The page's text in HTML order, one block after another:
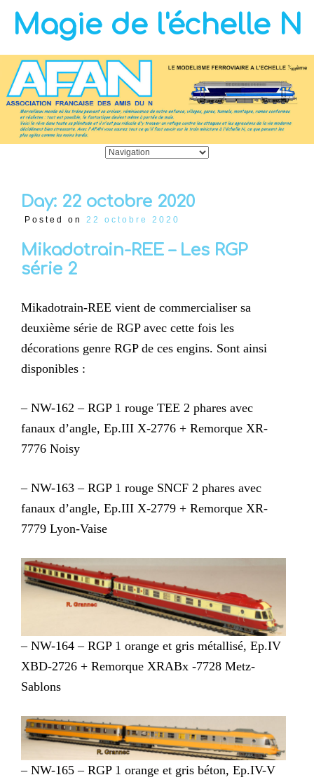
Magie de l'échelle N
Day: 22 octobre 2020
Posted on 22 octobre 2020
Mikadotrain-REE – Les RGP
série 2
Mikadotrain-REE vient de commercialiser sa
deuxième série de RGP avec cette fois les
décorations genre RGP de ces engins. Sont ainsi
disponibles :
– NW-162 – RGP 1 rouge TEE 2 phares avec
fanaux d’angle, Ep.III X-2776 + Remorque XR-
7776 Noisy
– NW-163 – RGP 1 rouge SNCF 2 phares avec
fanaux d’angle, Ep.III X-2779 + Remorque XR-
7779 Lyon-Vaise
– NW-164 – RGP 1 orange et gris métallisé, Ep.IV
XBD-2726 + Remorque XRABx -7728 Metz-
Sablons
– NW-165 – RGP 1 orange et gris béton, Ep.IV-V